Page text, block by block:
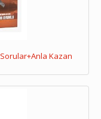
Sorular+Anla Kazan